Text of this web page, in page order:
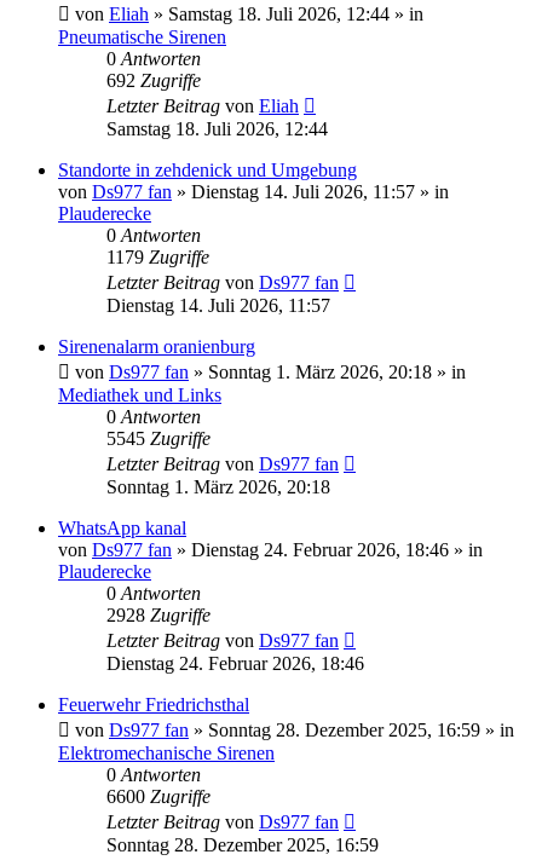
von Eliah » Samstag 18. Juli 2026, 12:44 » in
Pneumatische Sirenen
0 Antworten
692 Zugriffe
Letzter Beitrag von Eliah
Samstag 18. Juli 2026, 12:44
Standorte in zehdenick und Umgebung
von Ds977 fan » Dienstag 14. Juli 2026, 11:57 » in
Plauderecke
0 Antworten
1179 Zugriffe
Letzter Beitrag von Ds977 fan
Dienstag 14. Juli 2026, 11:57
Sirenenalarm oranienburg
von Ds977 fan » Sonntag 1. März 2026, 20:18 » in
Mediathek und Links
0 Antworten
5545 Zugriffe
Letzter Beitrag von Ds977 fan
Sonntag 1. März 2026, 20:18
WhatsApp kanal
von Ds977 fan » Dienstag 24. Februar 2026, 18:46 » in
Plauderecke
0 Antworten
2928 Zugriffe
Letzter Beitrag von Ds977 fan
Dienstag 24. Februar 2026, 18:46
Feuerwehr Friedrichsthal
von Ds977 fan » Sonntag 28. Dezember 2025, 16:59 » in
Elektromechanische Sirenen
0 Antworten
6600 Zugriffe
Letzter Beitrag von Ds977 fan
Sonntag 28. Dezember 2025, 16:59